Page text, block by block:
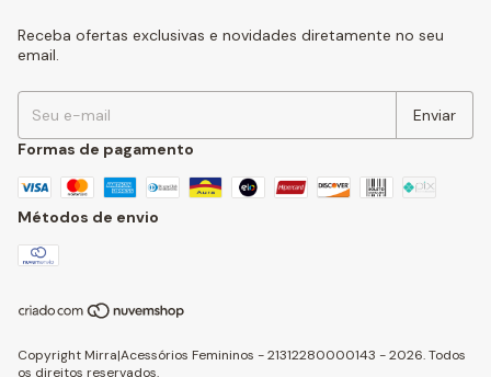
Receba ofertas exclusivas e novidades diretamente no seu
email.
Formas de pagamento
Métodos de envio
Copyright Mirra|Acessórios Femininos - 21312280000143 - 2026. Todos
os direitos reservados.